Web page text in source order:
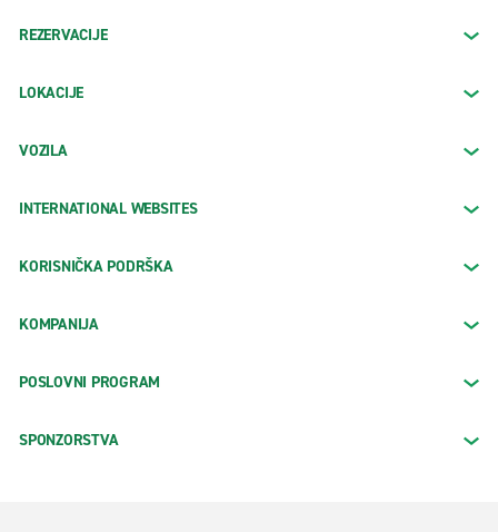
REZERVACIJE
LOKACIJE
VOZILA
INTERNATIONAL WEBSITES
KORISNIČKA PODRŠKA
KOMPANIJA
POSLOVNI PROGRAM
SPONZORSTVA